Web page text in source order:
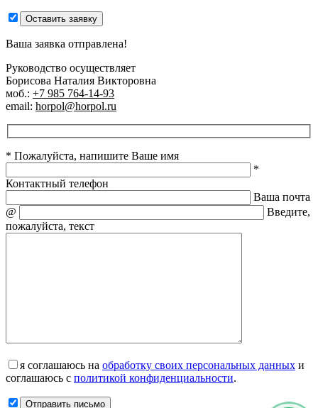
Оставить заявку
Ваша заявка отправлена!
Руководство осуществляет
Борисова Наталия Викторовна
моб.: +7 985 764-14-93
email: horpol@horpol.ru
* Пожалуйста, напишите Ваше имя
*
Контактный телефон
Ваша почта
@
Введите,
пожалуйста, текст
я соглашаюсь на обработку своих персональных данных и
соглашаюсь с политикой конфиденциальности.